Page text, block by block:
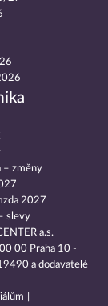
– změny
2027
slevy
a.s.
00 Praha 10 -
a dodavatelé